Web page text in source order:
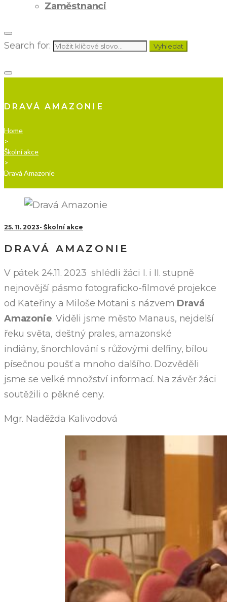
Zaměstnanci
Search for: Vyhledat
DRAVÁ AMAZONIE
Home
>
Školní akce
>
Dravá Amazonie
25. 11. 2023 Školní akce
DRAVÁ AMAZONIE
V pátek 24.11. 2023 shlédli žáci I. i II. stupně
nejnovější pásmo fotograficko-filmové projekce
od Kateřiny a Miloše Motani s názvem Dravá
Amazonie. Viděli jsme město Manaus, nejdelší
řeku světa, deštný prales, amazonské
indiány, šnorchlování s růžovými delfíny, bílou
písečnou poušť a mnoho dalšího. Dozvěděli
jsme se velké množství informací. Na závěr žáci
soutěžili o pěkné ceny.
Mgr. Naděžda Kalivodová